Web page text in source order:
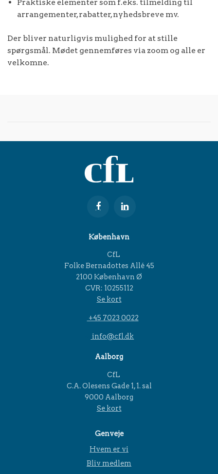
Praktiske elementer som f.eks. tilmelding til
arrangementer, rabatter, nyhedsbreve mv.
Der bliver naturligvis mulighed for at stille
spørgsmål. Mødet gennemføres via zoom og alle er
velkomne.
København
CfL
Folke Bernadottes Allé 45
2100 København Ø
CVR: 10255112
Se kort
+45 7023 0022
info@cfl.dk
Aalborg
CfL
C.A. Olesens Gade 1, 1. sal
9000 Aalborg
Se kort
Genveje
Hvem er vi
Bliv medlem